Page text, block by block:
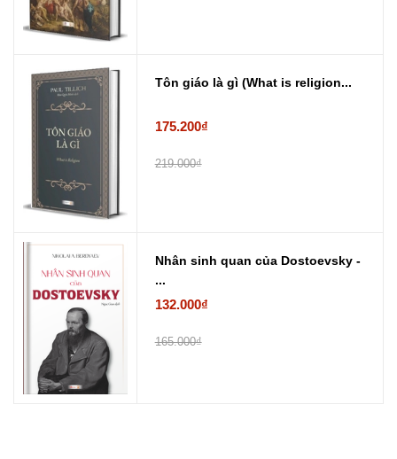
Tôn giáo là gì (What is religion...
175.200₫
219.000₫
Nhân sinh quan của Dostoevsky -
...
132.000₫
165.000₫